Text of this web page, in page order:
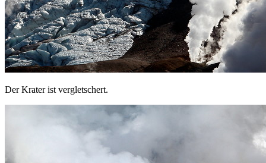
Der Krater ist vergletschert.